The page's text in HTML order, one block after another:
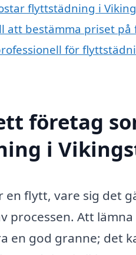
flyttstädning i
att bestämma priset
för
företag
i
en flytt, vare sig det
processen. Att
en god granne; det